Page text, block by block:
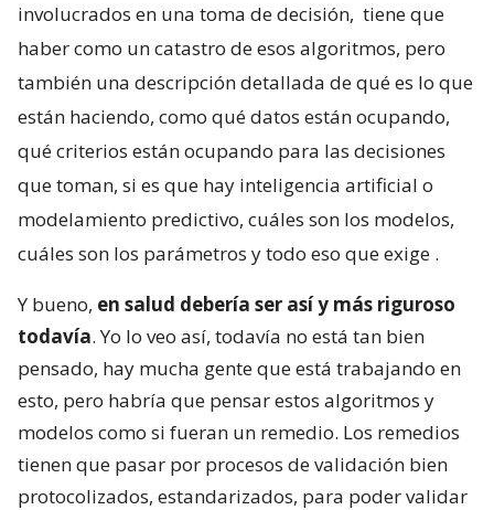
involucrados en una toma de decisión, tiene que
haber como un catastro de esos algoritmos, pero
también una descripción detallada de qué es lo que
están haciendo, como qué datos están ocupando,
qué criterios están ocupando para las decisiones
que toman, si es que hay inteligencia artificial o
modelamiento predictivo, cuáles son los modelos,
cuáles son los parámetros y todo eso que exige .
Y bueno, en salud debería ser así y más riguroso
todavía. Yo lo veo así, todavía no está tan bien
pensado, hay mucha gente que está trabajando en
esto, pero habría que pensar estos algoritmos y
modelos como si fueran un remedio. Los remedios
tienen que pasar por procesos de validación bien
protocolizados, estandarizados, para poder validar